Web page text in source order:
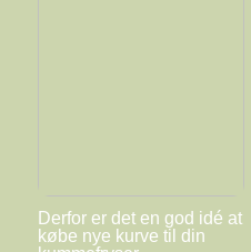
Derfor er det en god idé at
købe nye kurve til din